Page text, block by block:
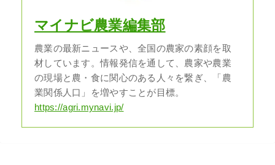
マイナビ農業編集部
農業の最新ニュースや、全国の農家の素顔を取
材しています。情報発信を通して、農家や農業
の現場と農・食に関心のある人々を繋ぎ、「農
業関係人口」を増やすことが目標。
https://agri.mynavi.jp/